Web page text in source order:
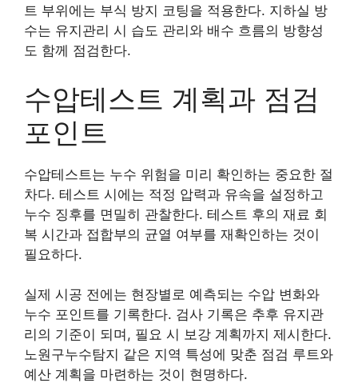
트 부위에는 부식 방지 코팅을 적용한다. 지하실 방
수는 유지관리 시 습도 관리와 배수 흐름의 방향성
도 함께 점검한다.
수압테스트 계획과 점검
포인트
수압테스트는 누수 위험을 미리 확인하는 중요한 절
차다. 테스트 시에는 적정 압력과 유속을 설정하고
누수 징후를 면밀히 관찰한다. 테스트 후의 재료 회
복 시간과 접합부의 균열 여부를 재확인하는 것이
필요하다.
실제 시공 전에는 현장별로 예측되는 수압 변화와
누수 포인트를 기록한다. 검사 기록은 추후 유지관
리의 기준이 되며, 필요 시 보강 계획까지 제시한다.
노원구누수탐지 같은 지역 특성에 맞춘 점검 루트와
예산 계획을 마련하는 것이 현명하다.